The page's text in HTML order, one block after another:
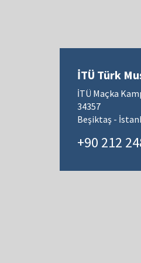
İTÜ Türk
İTÜ Maçka
34357
Beşiktaş -
+90 212